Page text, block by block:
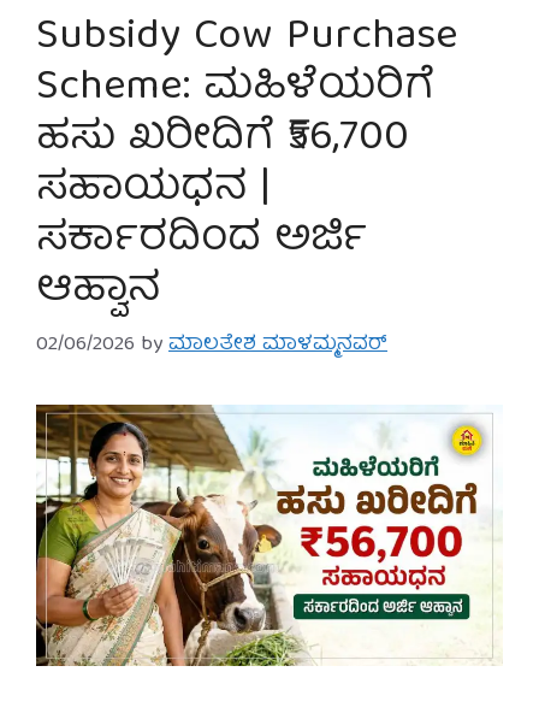
Subsidy Cow Purchase
Scheme: ಮಹಿಳೆಯರಿಗೆ
ಹಸು ಖರೀದಿಗೆ ₹56,700
ಸಹಾಯಧನ |
ಸರ್ಕಾರದಿಂದ ಅರ್ಜಿ
ಆಹ್ವಾನ
02/06/2026 byಮಾಲತೇಶ ಮಾಳಮ್ಮನವರ್